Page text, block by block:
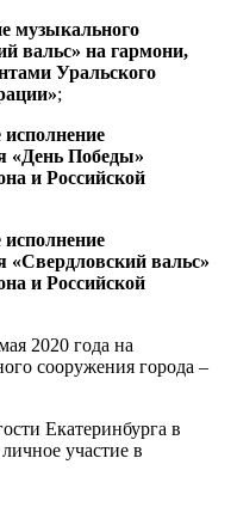
музыкального
вальс» на гармони,
Уральского
;
исполнение
«День Победы»
и Российской
исполнение
«Свердловский вальс»
и Российской
2020 года на
сооружения города –
Екатеринбурга в
участие в